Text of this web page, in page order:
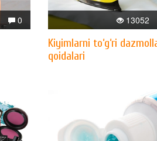
0 13052
Kiyimlarni to‘g‘ri
qoidalari